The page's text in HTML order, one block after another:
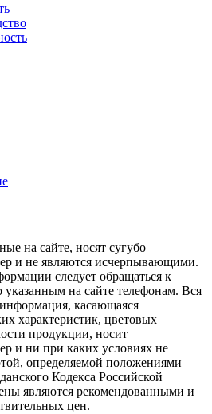
на сайте, носят сугубо
и не являются исчерпывающими.
следует обращаться к
на сайте телефонам. Вся
касающаяся
характеристик, цветовых
продукции, носит
и ни при каких условиях не
определяемой положениями
Кодекса Российской
являются рекомендованными и
цен.